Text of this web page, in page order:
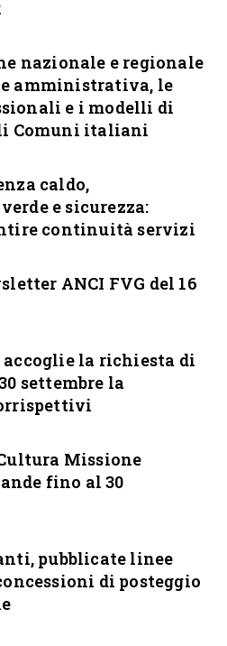
nazionale e regionale
amministrativa, le
e i modelli di
Comuni italiani
caldo,
e sicurezza:
continuità servizi
ANCI FVG del 16
accoglie la richiesta di
settembre la
Missione
fino al 30
pubblicate linee
di posteggio